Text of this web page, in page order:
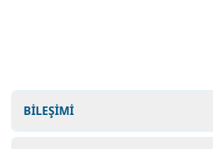
BİLEŞİMİ